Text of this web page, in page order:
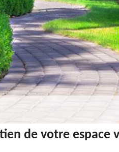
de votre espace